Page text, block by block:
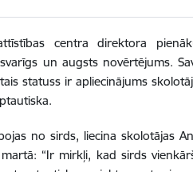
attīstības centra direktora
un augsts novērtējums.
statuss ir apliecinājums
no sirds, liecina skolotājas
“Ir mirkļi, kad sirds